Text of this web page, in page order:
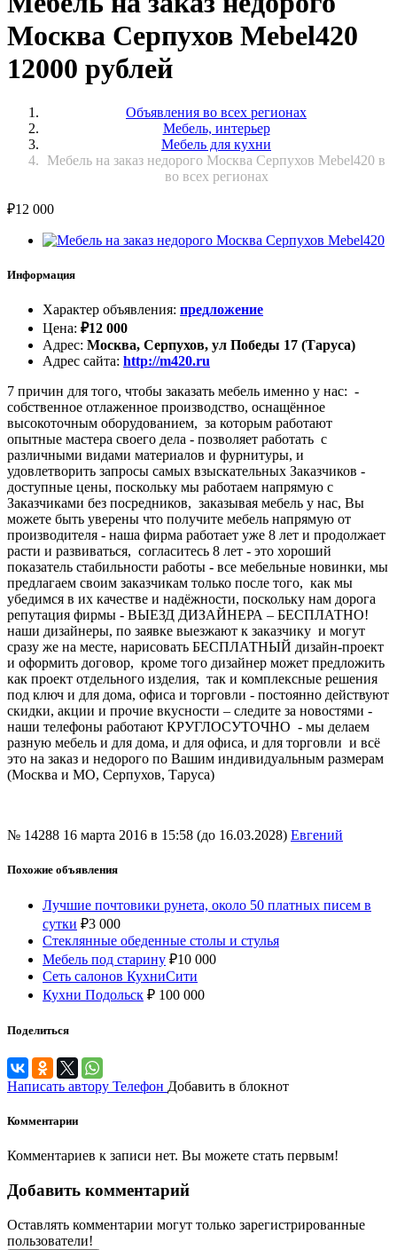
Москва Серпухов Mebel420
12000 рублей
Объявления во всех регионах
Мебель, интерьер
Мебель для кухни
Мебель на заказ недорого Москва Серпухов Mebel420 в
во всех регионах
₽12 000
Информация
Характер объявления: предложение
Цена: ₽12 000
Адрес: Москва, Серпухов, ул Победы 17 (Таруса)
Адрес сайта: http://m420.ru
7 причин для того, чтобы заказать мебель именно у нас: -
собственное отлаженное производство, оснащённое
высокоточным оборудованием, за которым работают
опытные мастера своего дела - позволяет работать с
различными видами материалов и фурнитуры, и
удовлетворить запросы самых взыскательных Заказчиков -
доступные цены, поскольку мы работаем напрямую с
Заказчиками без посредников, заказывая мебель у нас, Вы
можете быть уверены что получите мебель напрямую от
производителя - наша фирма работает уже 8 лет и продолжает
расти и развиваться, согласитесь 8 лет - это хороший
показатель стабильности работы - все мебельные новинки, мы
предлагаем своим заказчикам только после того, как мы
убедимся в их качестве и надёжности, поскольку нам дорога
репутация фирмы - ВЫЕЗД ДИЗАЙНЕРА – БЕСПЛАТНО!
наши дизайнеры, по заявке выезжают к заказчику и могут
сразу же на месте, нарисовать БЕСПЛАТНЫЙ дизайн-проект
и оформить договор, кроме того дизайнер может предложить
как проект отдельного изделия, так и комплексные решения
под ключ и для дома, офиса и торговли - постоянно действуют
скидки, акции и прочие вкусности – следите за новостями -
наши телефоны работают КРУГЛОСУТОЧНО - мы делаем
разную мебель и для дома, и для офиса, и для торговли и всё
это на заказ и недорого по Вашим индивидуальным размерам
(Москва и МО, Серпухов, Таруса)
№ 14288 16 марта 2016 в 15:58 (до 16.03.2028) Евгений
Похожие объявления
Лучшие почтовики рунета, около 50 платных писем в
сутки ₽3 000
Стеклянные обеденные столы и стулья
Мебель под старину ₽10 000
Сеть салонов КухниСити
Кухни Подольск ₽ 100 000
Поделиться
Написать автору Телефон Добавить в блокнот
Комментарии
Комментариев к записи нет. Вы можете стать первым!
Добавить комментарий
Оставлять комментарии могут только зарегистрированные
пользователи!